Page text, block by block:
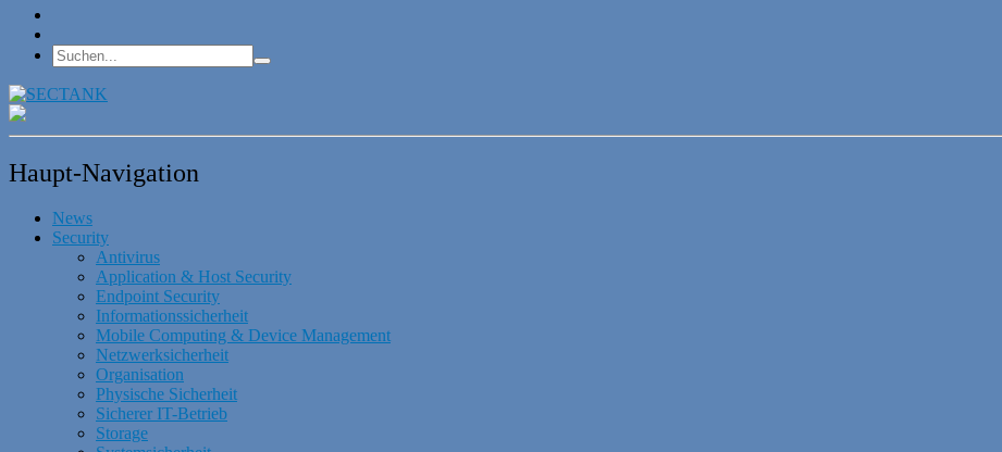
Haupt-Navigation
News
Security
Antivirus
Application & Host Security
Endpoint Security
Informationssicherheit
Mobile Computing & Device Management
Netzwerksicherheit
Organisation
Physische Sicherheit
Sicherer IT-Betrieb
Storage